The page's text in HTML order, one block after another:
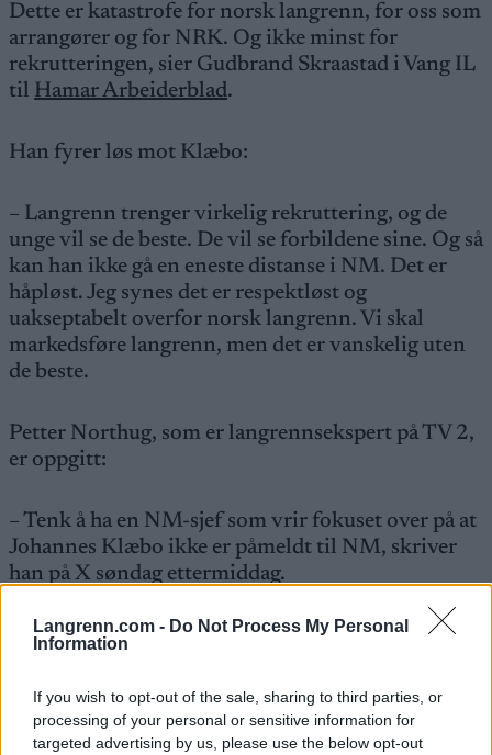
Langrenn.com - Do Not Process My Personal
Information
If you wish to opt-out of the sale, sharing to third parties, or
processing of your personal or sensitive information for
targeted advertising by us, please use the below opt-out
Dette er katastrofe for norsk langrenn, for oss som
arrangører og for NRK. Og ikke minst for
rekrutteringen, sier Gudbrand Skraastad i Vang IL
til Hamar Arbeiderblad.
Han fyrer løs mot Klæbo:
– Langrenn trenger virkelig rekruttering, og de
unge vil se de beste. De vil se forbildene sine. Og så
kan han ikke gå en eneste distanse i NM. Det er
håpløst. Jeg synes det er respektløst og
uakseptabelt overfor norsk langrenn. Vi skal
markedsføre langrenn, men det er vanskelig uten
de beste.
Petter Northug, som er langrennsekspert på TV 2,
er oppgitt:
– Tenk å ha en NM-sjef som vrir fokuset over på at
Johannes Klæbo ikke er påmeldt til NM, skriver
han på X søndag ettermiddag.
Landslagstreneren: – Alle eliteløpere skal gå
Elitelandslagstrener Eirik Myhr Nossum klar på at
elitelandslagsløperne skal stille i NM.